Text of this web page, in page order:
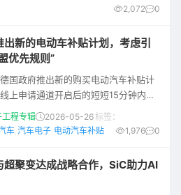
3% 减持后的再度出手。 截至公告披
以上的重要股东。这批
2,072
0
出新的电动车补贴计划，考虑引
优先规则”
国政府推出新的购买电动汽车补贴计
上申请通道开启后的短短15分钟内，
超过1800份申请，这一火爆场面直观
德国民众对新能源车的迫切需求。 据
四年内为80万辆新车提供补贴。 根据
工程专辑 2026-05-26标签：
车 汽车电子 电动汽车补贴 1,976 0
聚变达成战略合作，SiC助力AI